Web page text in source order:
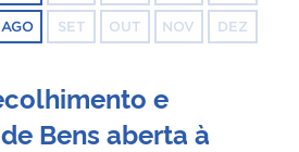
AGO SET OUT NOV DEZ
e
Bens aberta à